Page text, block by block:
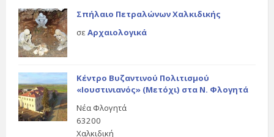
Σπήλαιο Πετραλώνων Χαλκιδικής
σε Αρχαιολογικά
Κέντρο Βυζαντινού Πολιτισμού
«Ιουστινιανός» (Μετόχι) στα Ν. Φλογητά
Νέα Φλογητά
63200
Χαλκιδική